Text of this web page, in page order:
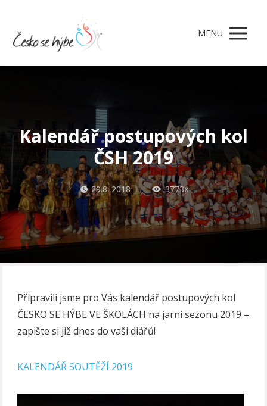
MENU
Kalendář postupových kol
ČSH 2019
29.8. 2018 3773x
Připravili jsme pro Vás kalendář postupových kol
ČESKO SE HÝBE VE ŠKOLÁCH na jarní sezonu 2019 –
zapište si již dnes do vaši diářů!
KALENDÁŘ SOUTĚŽÍ 2019